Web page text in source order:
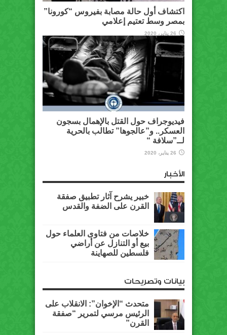
اكتشاف أول حالة مصابة بفيروس “كورونا”
بمصر وسط تعتيم إعلامي
26 يناير، 2020
فيديوجراف حول القتل بالإهمال بسجون
العسكر.. و”عالجوها” تطالب بالحرية
لــ”سلافة “
26 يناير، 2020
الأخبار
خبير يشرح آثار تطبيق صفقة
القرن على الضفة والقدس
خلاصات من فتاوى العلماء حول
بيع أو التنازل عن أراضي
فلسطين للصهاينة
بيانات وتصريحات
متحدث “الإخوان”: الانقلاب على
الرئيس مرسي لتمرير “صفقة
القرن”